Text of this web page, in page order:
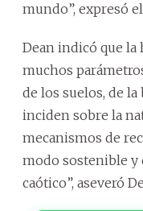
mundo”, expresó
Dean indicó que la
muchos
de los suelos, de
inciden sobre la
mecanismos de
modo sostenible y
caótico”, aseveró